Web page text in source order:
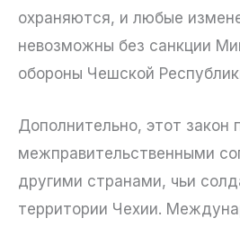
охраняются, и любые
невозможны без санкции
обороны Чешской
Дополнительно, этот закон
межправительственными
другими странами, чьи
территории Чехии.